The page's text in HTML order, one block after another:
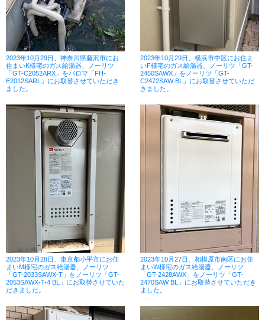
2023年10月29日、神奈川県藤沢市にお
住まいK様宅のガス給湯器、ノーリツ
「GT-C2052ARX」をパロマ「FH-
E2012SARL」にお取替させていただき
ました。
2023年10月29日、横浜市中区にお住ま
いF様宅のガス給湯器、ノーリツ「GT-
2450SAWX」をノーリツ「GT-
C2472SAW BL」にお取替させていただ
きました。
2023年10月28日、東京都小平市にお住
まいM様宅のガス給湯器、ノーリツ
「GT-2033SAWX-T」をノーリツ「GT-
2053SAWX-T-4 BL」にお取替させていた
だきました。
2023年10月27日、相模原市南区にお住
まいW様宅のガス給湯器、ノーリツ
「GT-2428AWX」をノーリツ「GT-
2470SAW BL」にお取替させていただき
ました。